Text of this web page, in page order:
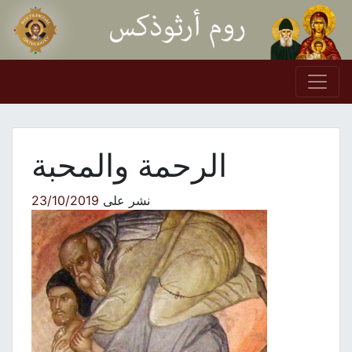
Skip to content
Main Navigation
الرحمة والمحبة
نشر على23/10/2019